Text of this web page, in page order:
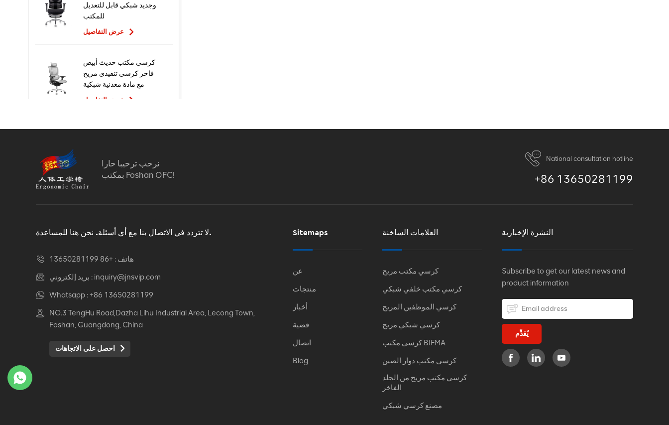
وجديد شبكي قابل للتعديل
للمكتب
كرسي مكتب حديث أبيض
فاخر كرسي تنفيذي مريح
مع مادة معدنية شبكية
للاستخدام المكتبي
تصميم جديد عالي الجودة
عرض التفاصيل
كرسي جلدي مريح Auding:
المكتبي والمنزلي
عرض التفاصيل
كرسي جلدي مريح من
طوال اليوم
نرحب ترحيبا حارا
بمكتب Foshan OFC!
National consultation hotline
+86 13650281199
لا تتردد في الاتصال بنا مع أي أسئلة. نحن هنا للمساعدة.
هاتف : +86 13650281199
بريد إلكتروني : inquiry@jnsvip.com
Whatsapp :+86 13650281199
NO.3 TengHu Road,Dazha Lihu Industrial Area, Lecong Town,
Foshan, Guangdong, China
Sitemaps
عن
منتجات
أخبار
قضية
اتصال
Blog
العلامات الساخنة
كرسي مكتب مريح
كرسي مكتب خلفي شبكي
كرسي الموظفين المريح
كرسي شبكي مريح
كرسي مكتب BIFMA
كرسي مكتب دوار الصين
كرسي مكتب مريح من الجلد
الفاخر
مصنع كرسي شبكي
النشرة الإخبارية
Subscribe to get our latest news and
product information
يُقدِّم